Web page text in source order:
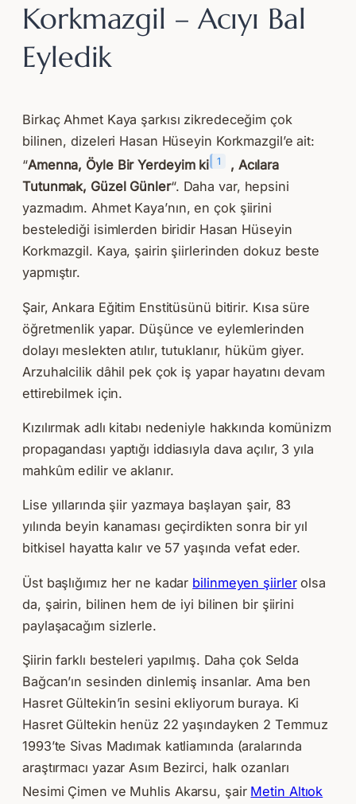
Korkmazgil – Acıyı Bal
Eyledik
Birkaç Ahmet Kaya şarkısı zikredeceğim çok
bilinen, dizeleri Hasan Hüseyin Korkmazgil’e ait:
“Amenna, Öyle Bir Yerdeyim ki 1
, Acılara
Tutunmak, Güzel Günler“. Daha var, hepsini
yazmadım. Ahmet Kaya’nın, en çok şiirini
bestelediği isimlerden biridir Hasan Hüseyin
Korkmazgil. Kaya, şairin şiirlerinden dokuz beste
yapmıştır.
Şair, Ankara Eğitim Enstitüsünü bitirir. Kısa süre
öğretmenlik yapar. Düşünce ve eylemlerinden
dolayı meslekten atılır, tutuklanır, hüküm giyer.
Arzuhalcilik dâhil pek çok iş yapar hayatını devam
ettirebilmek için.
Kızılırmak adlı kitabı nedeniyle hakkında komünizm
propagandası yaptığı iddiasıyla dava açılır, 3 yıla
mahkûm edilir ve aklanır.
Lise yıllarında şiir yazmaya başlayan şair, 83
yılında beyin kanaması geçirdikten sonra bir yıl
bitkisel hayatta kalır ve 57 yaşında vefat eder.
Üst başlığımız her ne kadar bilinmeyen şiirlerolsa
da, şairin, bilinen hem de iyi bilinen bir şiirini
paylaşacağım sizlerle.
Şiirin farklı besteleri yapılmış. Daha çok Selda
Bağcan’ın sesinden dinlemiş insanlar. Ama ben
Hasret Gültekin’in sesini ekliyorum buraya. Ki
Hasret Gültekin henüz 22 yaşındayken 2 Temmuz
1993’te Sivas Madımak katliamında (aralarında
araştırmacı yazar Asım Bezirci, halk ozanları
Nesimi Çimen ve Muhlis Akarsu, şair Metin Altıok